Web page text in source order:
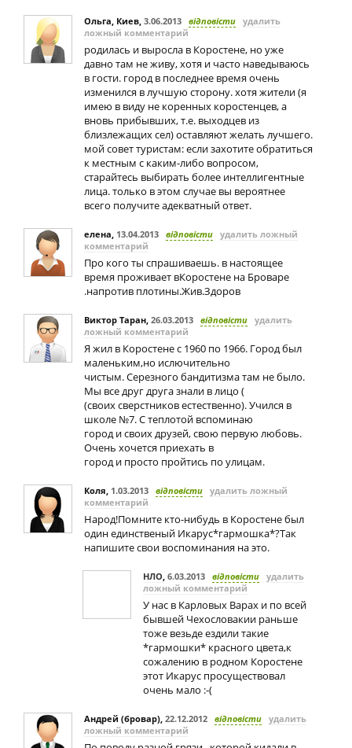
Ольга, Киев, 3.06.2013 відповісти удалить
ложный комментарий
родилась и выросла в Коростене, но уже
давно там не живу, хотя и часто наведываюсь
в гости. город в последнее время очень
изменился в лучшую сторону. хотя жители (я
имею в виду не коренных коростенцев, а
вновь прибывших, т.е. выходцев из
близлежащих сел) оставляют желать лучшего.
мой совет туристам: если захотите обратиться
к местным с каким-либо вопросом,
старайтесь выбирать более интеллигентные
лица. только в этом случае вы вероятнее
всего получите адекватный ответ.
елена, 13.04.2013 відповісти удалить ложный
комментарий
Про кого ты спрашиваешь. в настоящее
время проживает вКоростене на Броваре
.напротив плотины.Жив.Здоров
Виктор Таран, 26.03.2013 відповісти удалить
ложный комментарий
Я жил в Коростене с 1960 по 1966. Город был
маленьким,но ислючительно
чистым. Серезного бандитизма там не было.
Мы все друг друга знали в лицо (
(своих сверстников естественно). Учился в
школе №7. С теплотой вспоминаю
город и своих друзей, свою первую любовь.
Очень хочется приехать в
город и просто пройтись по улицам.
Коля, 1.03.2013 відповісти удалить ложный
комментарий
Народ!Помните кто-нибудь в Коростене был
один единственый Икарус*гармошка*?Так
напишите свои воспоминания на это.
НЛО, 6.03.2013 відповісти удалить
ложный комментарий
У нас в Карловых Варах и по всей
бывшей Чехословакии раньше
тоже везьде ездили такие
*гармошки* красного цвета,к
сожалению в родном Коростене
этот Икарус просуществовал
очень малo :-(
Андрей (бровар), 22.12.2012 відповісти удалить
ложный комментарий